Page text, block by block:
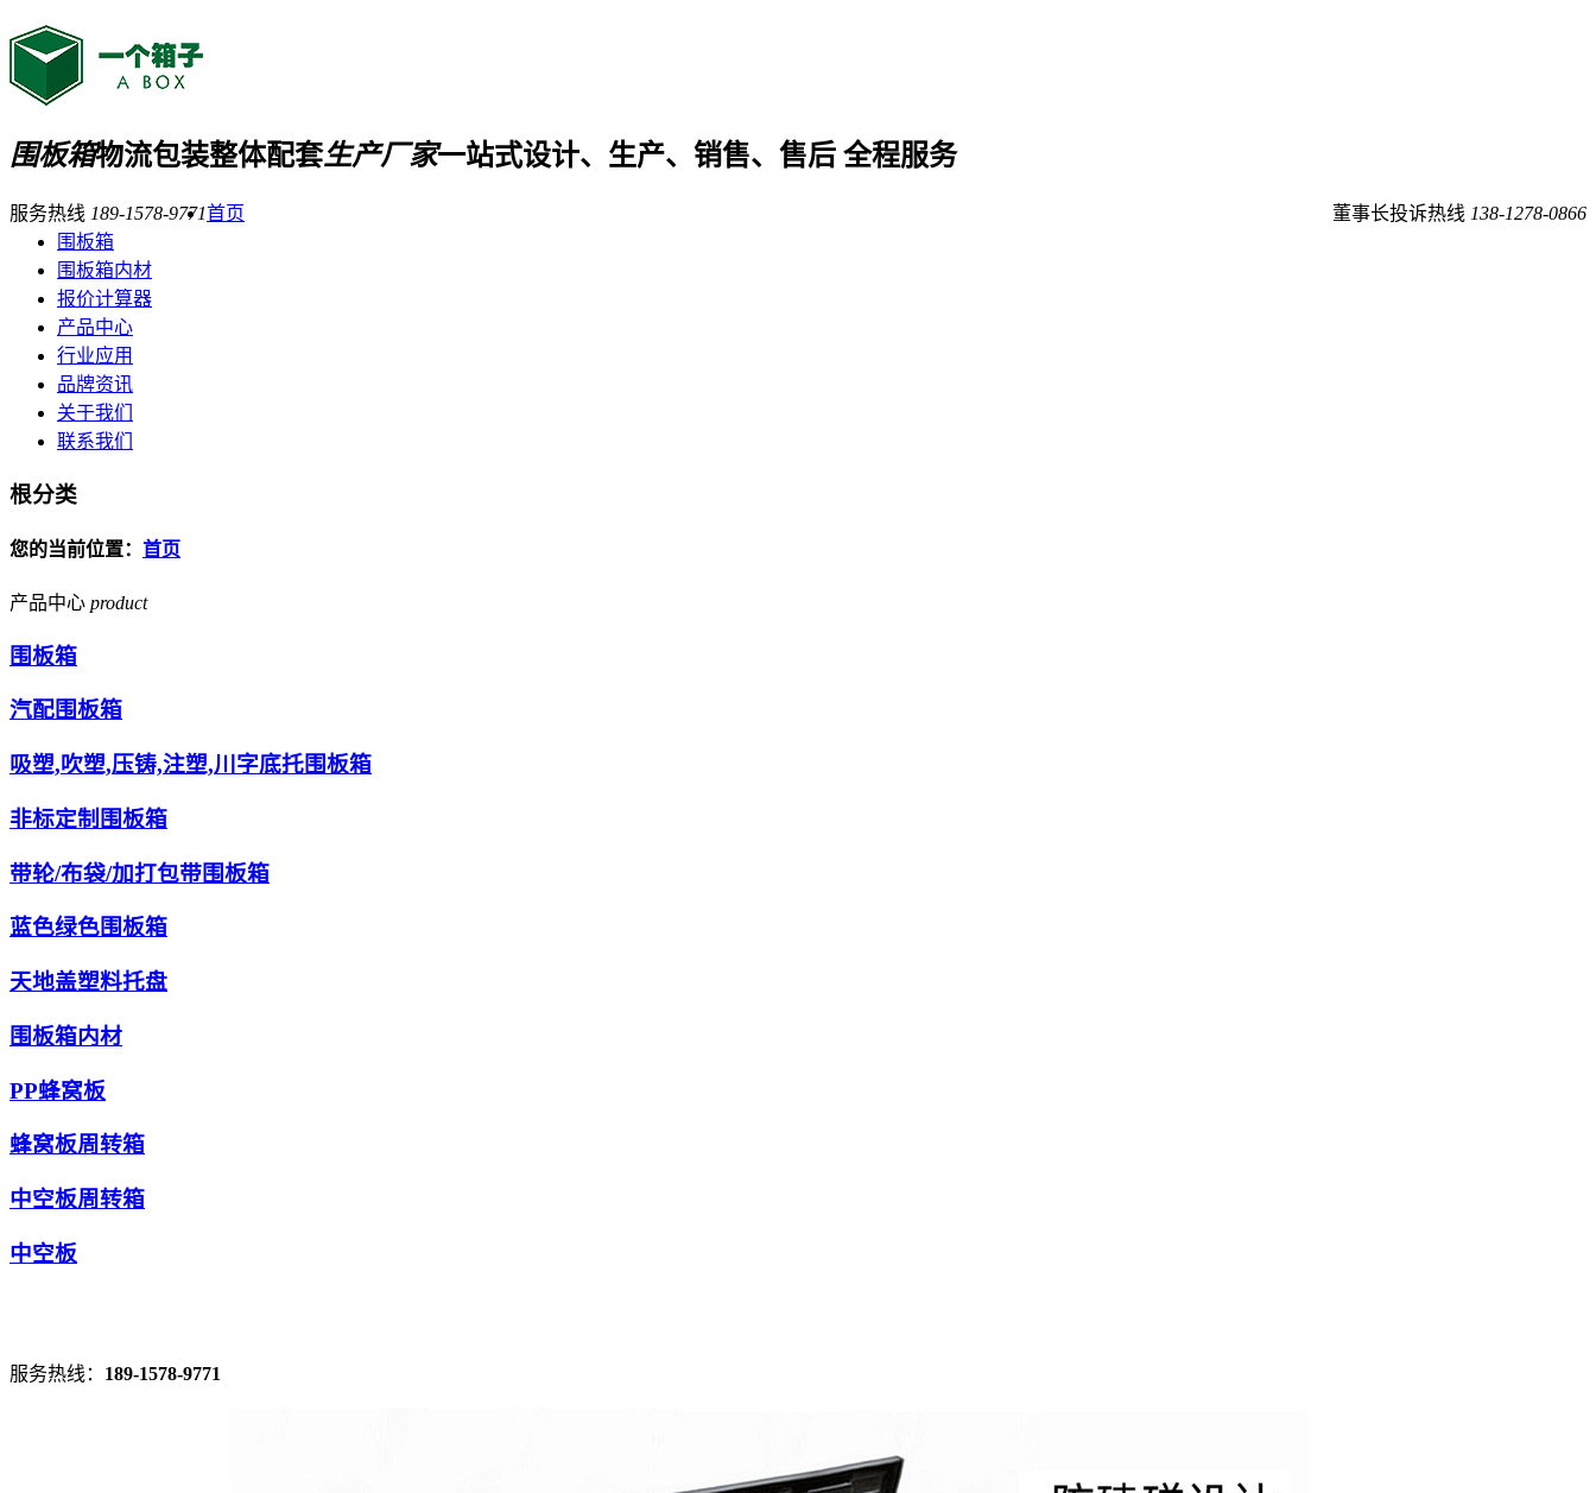
围板箱物流包装整体配套生产厂家一站式设计、生产、销售、售后 全程服务
服务热线 189-1578-9771 董事长投诉热线 138-1278-0866
首页
围板箱
围板箱内材
报价计算器
产品中心
行业应用
品牌资讯
关于我们
联系我们
根分类
您的当前位置： 首页
产品中心 product
围板箱
汽配围板箱
吸塑,吹塑,压铸,注塑,川字底托围板箱
非标定制围板箱
带轮/布袋/加打包带围板箱
蓝色绿色围板箱
天地盖塑料托盘
围板箱内材
PP蜂窝板
蜂窝板周转箱
中空板周转箱
中空板
服务热线： 189-1578-9771